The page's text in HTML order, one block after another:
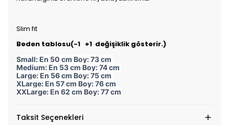
Slim fit
Beden tablosu(-1 +1 değişiklik gösterir.)
Small: En 50 cm Boy: 73 cm
Medium: En 53 cm Boy: 74 cm
Large: En 56 cm Boy: 75 cm
XLarge: En 57 cm Boy: 76 cm
XXLarge: En 62 cm Boy: 77 cm
Taksit Seçenekleri